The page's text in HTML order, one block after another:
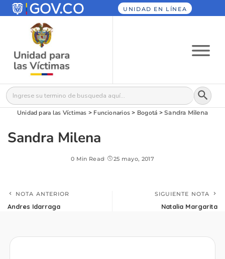
UNIDAD EN LÍNEA
Buscar: Botón
Unidad para las Víctimas > Funcionarios > Bogotá >Sandra Milena
Sandra Milena
0 Min Read 25 mayo, 2017
NOTA ANTERIOR
Andres Idarraga
SIGUIENTE NOTA
Natalia Margarita